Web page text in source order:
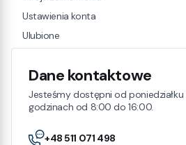
Dane kontaktowe
Jesteśmy dostępni od
godzinach od 8:00 do 16:00.
+48 511 071 498
Ustawienia konta
Ulubione